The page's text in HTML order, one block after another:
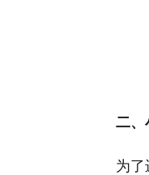
二、
为了